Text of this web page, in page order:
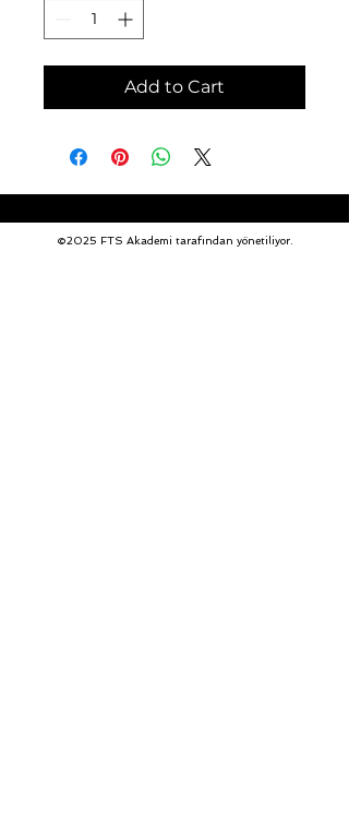
Add to Cart
©2025 FTS Akademi tarafından yönetiliyor.